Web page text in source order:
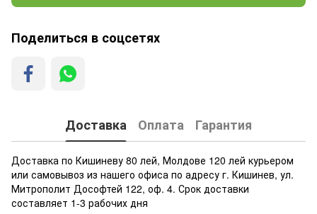
Поделиться в соцсетях
Доставка Оплата Гарантия
Доставка по Кишиневу 80 лей, Молдове 120 лей курьером
или самовывоз из нашего офиса по адресу г. Кишинев, ул.
Митрополит Дософтей 122, оф. 4. Срок доставки
составляет 1-3 рабочих дня